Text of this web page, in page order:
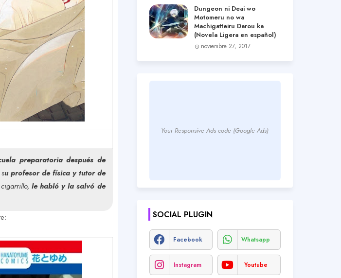
preparatoria después de
u profesor de física y tutor de
le habló y la salvó de
Dungeon ni Deai wo
Motomeru no wa
Machigatteiru Darou ka
(Novela Ligera en español)
noviembre 27, 2017
Your Responsive Ads code (Google Ads)
SOCIAL PLUGIN
Facebook Whatsapp
Instagram Youtube